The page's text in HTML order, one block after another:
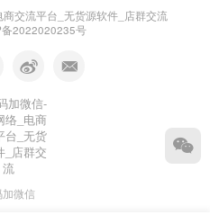
交流平台_无货源软件_店群交流
备2022020235号
加微信